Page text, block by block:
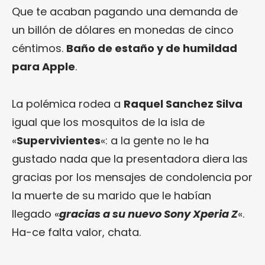
Que te acaban pagando una demanda de
un billón de dólares en monedas de cinco
céntimos. Baño de estaño y de humildad
para Apple.
La polémica rodea a Raquel Sanchez Silva
igual que los mosquitos de la isla de
«Supervivientes«: a la gente no le ha
gustado nada que la presentadora diera las
gracias por los mensajes de condolencia por
la muerte de su marido que le habían
llegado «gracias a su nuevo Sony Xperia Z«.
Ha-ce falta valor, chata.